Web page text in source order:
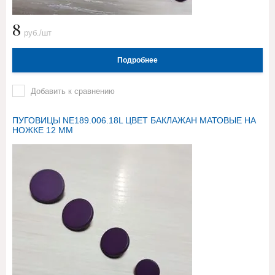
8 руб./шт
Подробнее
Добавить к сравнению
ПУГОВИЦЫ NE189.006.18L ЦВЕТ БАКЛАЖАН МАТОВЫЕ НА
НОЖКЕ 12 ММ